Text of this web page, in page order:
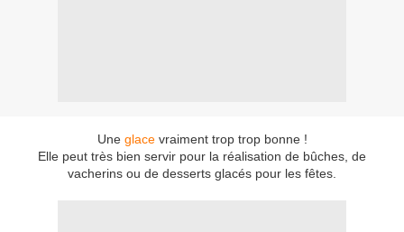
Une glacevraiment trop trop bonne !
Elle peut très bien servir pour la réalisation de bûches, de
vacherins ou de desserts glacés pour les fêtes.